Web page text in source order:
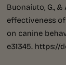
Buonaiuto, G.,
effectiveness
on canine
e31345. https://